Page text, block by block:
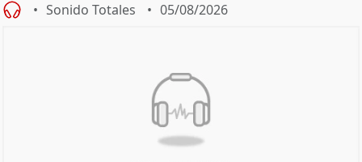
Sonido Totales 05/08/2026